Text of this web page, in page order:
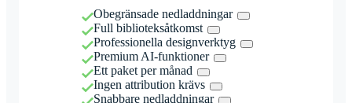
Obegränsade nedladdningar
Full biblioteksåtkomst
Professionella designverktyg
Premium AI-funktioner
Ett paket per månad
Ingen attribution krävs
Snabbare nedladdningar